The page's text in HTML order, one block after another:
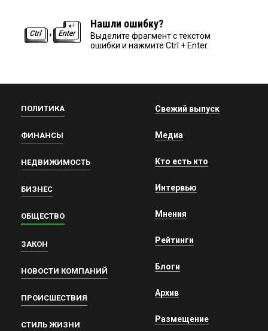
Нашли ошибку?
Выделите фрагмент с текстом
ошибки и нажмите Ctrl + Enter.
ПОЛИТИКА
ФИНАНСЫ
НЕДВИЖИМОСТЬ
БИЗНЕС
ОБЩЕСТВО
ЗАКОН
НОВОСТИ КОМПАНИЙ
ПРОИСШЕСТВИЯ
СТИЛЬ ЖИЗНИ
Свежий выпуск
Медиа
Кто есть кто
Интервью
Мнения
Рейтинги
Блоги
Архив
Размещение